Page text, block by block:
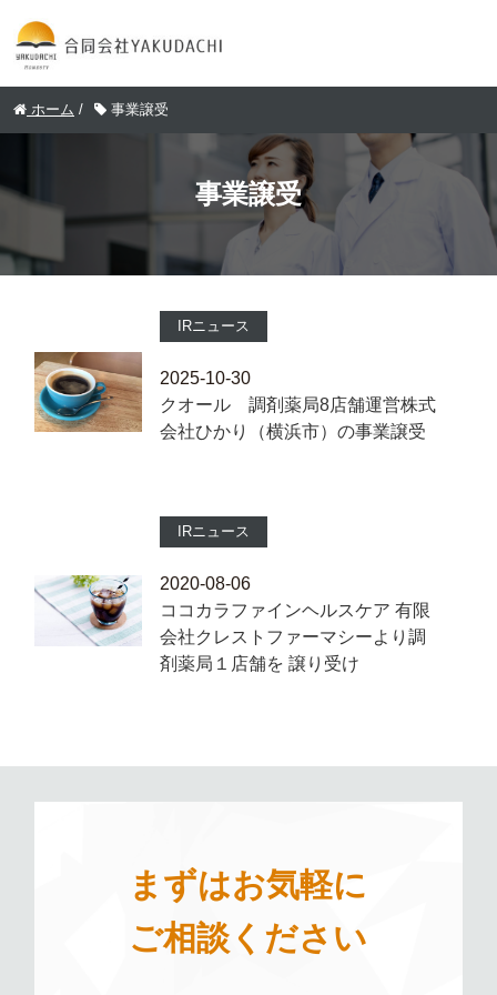
ホーム / 事業譲受
事業譲受
IRニュース
2025-10-30
クオール 調剤薬局8店舗運営株式
会社ひかり（横浜市）の事業譲受
IRニュース
2020-08-06
ココカラファインヘルスケア 有限
会社クレストファーマシーより調
剤薬局１店舗を 譲り受け
まずはお気軽に
ご相談ください